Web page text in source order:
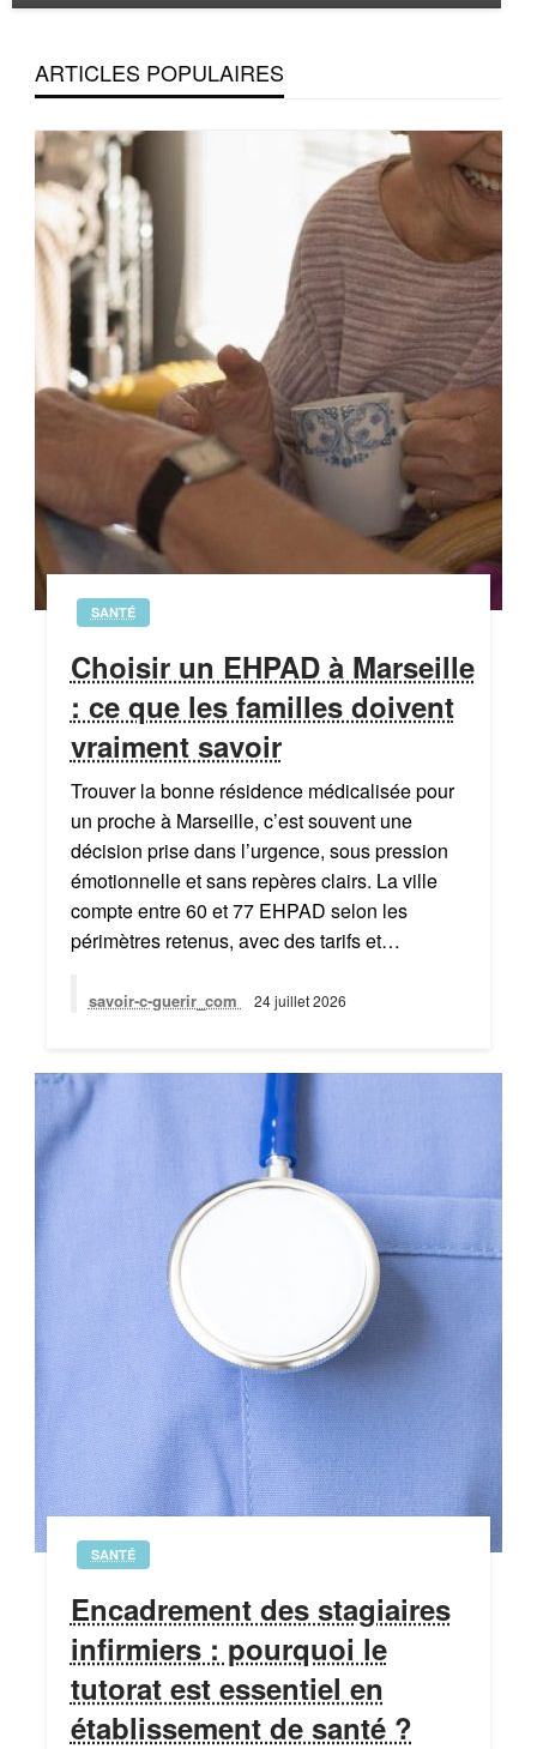
ARTICLES POPULAIRES
SANTÉ
Choisir un EHPAD à Marseille
: ce que les familles doivent
vraiment savoir
Trouver la bonne résidence médicalisée pour
un proche à Marseille, c’est souvent une
décision prise dans l’urgence, sous pression
émotionnelle et sans repères clairs. La ville
compte entre 60 et 77 EHPAD selon les
périmètres retenus, avec des tarifs et…
savoir-c-guerir_com 24 juillet 2026
SANTÉ
Encadrement des stagiaires
infirmiers : pourquoi le
tutorat est essentiel en
établissement de santé ?